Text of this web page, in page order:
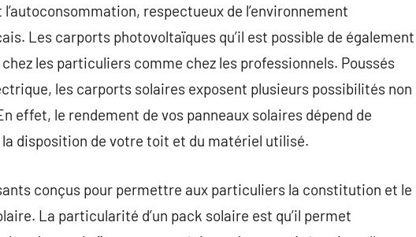
respectueux de l’environnement
Les carports photovoltaïques qu’il est possible de également
les particuliers comme chez les professionnels. Poussés
les carports solaires exposent plusieurs possibilités non
effet, le rendement de vos panneaux solaires dépend de
disposition de votre toit et du matériel utilisé.
conçus pour permettre aux particuliers la constitution et le
La particularité d’un pack solaire est qu’il permet